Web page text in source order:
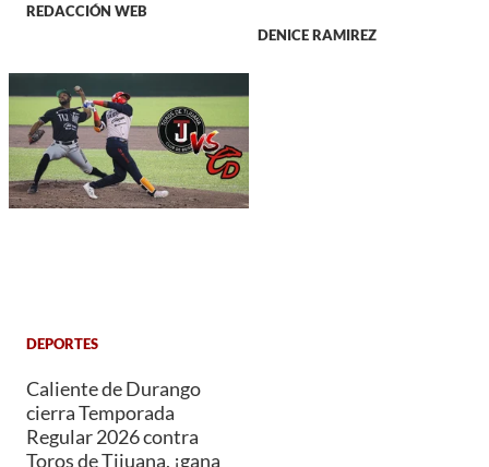
REDACCIÓN WEB
DENICE RAMIREZ
DEPORTES
Caliente de Durango
cierra Temporada
Regular 2026 contra
Toros de Tijuana, ¡gana